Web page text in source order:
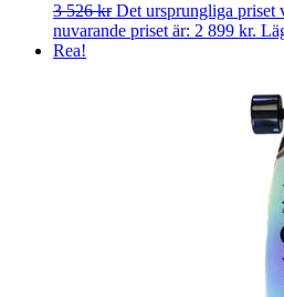
3 526kr Det ursprungliga priset
nuvarande priset är: 2 899 kr.
Rea!